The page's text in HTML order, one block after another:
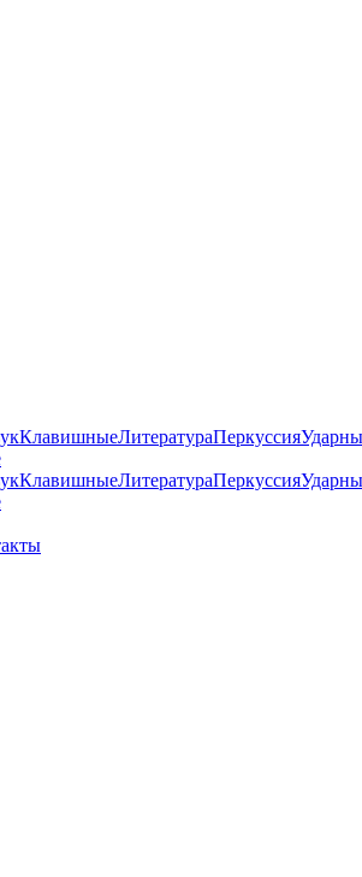
КлавишныеЛитератураПеркуссия
КлавишныеЛитератураПеркуссия